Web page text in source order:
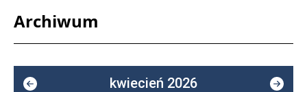
Archiwum
kwiecień 2026